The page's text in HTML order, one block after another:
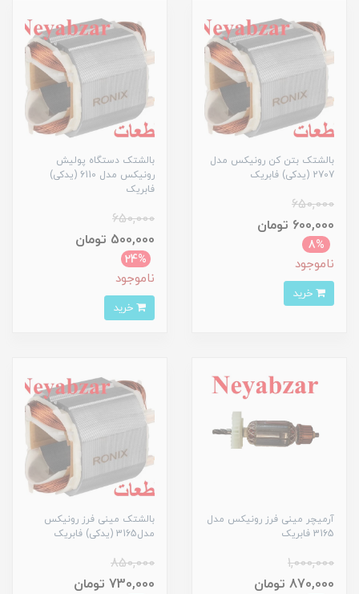
بالشتک بتن کن رونیکس مدل
2707 (یدکی) فابریک
650,000
600,000 تومان
8%
ناموجود
بالشتک دستگاه پولیش
رونیکس مدل 6110 (یدکی)
فابریک
650,000
500,000 تومان
24%
ناموجود
آرمیچر مینی فرز رونیکس مدل
3165 فابریک
1,000,000
870,000 تومان
بالشتک مینی فرز رونیکس
مدل3165 (یدکی) فابریک
850,000
730,000 تومان